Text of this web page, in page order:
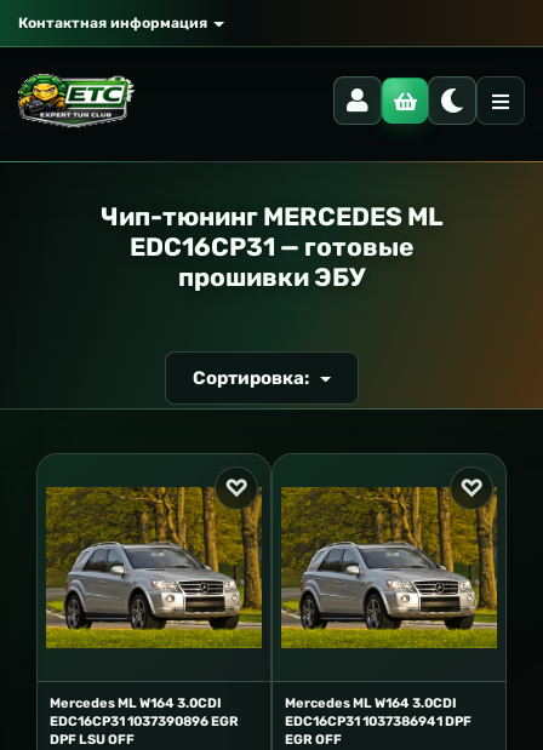
Контактная информация
Чип-тюнинг MERCEDES ML
EDC16CP31 — готовые
прошивки ЭБУ
Сортировка:
Mercedes ML W164 3.0CDI
EDC16CP31 1037390896 EGR
DPF LSU OFF
Mercedes ML W164 3.0CDI
EDC16CP31 1037386941 DPF
EGR OFF